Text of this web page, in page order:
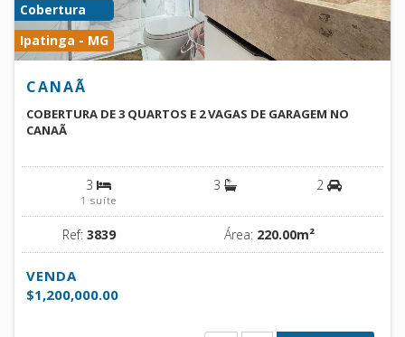
Cobertura
Ipatinga - MG
CANAÃ
COBERTURA DE 3 QUARTOS E 2 VAGAS DE GARAGEM NO
CANAÃ
3
1 suíte
3 2
Ref: 3839 Área: 220.00m²
VENDA
$1,200,000.00